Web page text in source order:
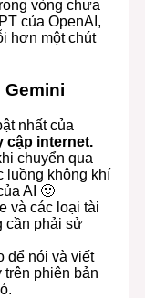
vòng chưa
của OpenAI,
hơn một chút
Gemini
nhất của
cập internet.
chuyển qua
luồng không khí
AI 🙂
và các loại tài
cần phải sử
để nói và viết
trên phiên bản